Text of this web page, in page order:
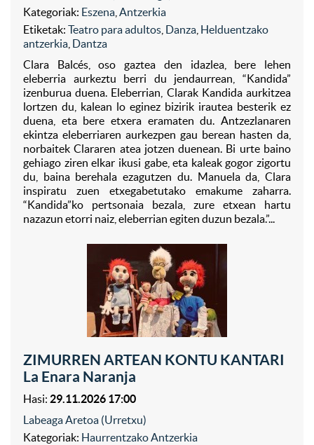
Kategoriak: Eszena Antzerkia
Etiketak: Teatro para adultos Danza Helduentzako
antzerkia Dantza
Clara Balcés, oso gaztea den idazlea, bere lehen
eleberria aurkeztu berri du jendaurrean, “Kandida”
izenburua duena. Eleberrian, Clarak Kandida aurkitzea
lortzen du, kalean lo eginez bizirik irautea besterik ez
duena, eta bere etxera eramaten du. Antzezlanaren
ekintza eleberriaren aurkezpen gau berean hasten da,
norbaitek Clararen atea jotzen duenean. Bi urte baino
gehiago ziren elkar ikusi gabe, eta kaleak gogor zigortu
du, baina berehala ezagutzen du. Manuela da, Clara
inspiratu zuen etxegabetutako emakume zaharra.
“Kandida”ko pertsonaia bezala, zure etxean hartu
nazazun etorri naiz, eleberrian egiten duzun bezala.”...
ZIMURREN ARTEAN KONTU KANTARI
La Enara Naranja
Hasi: 29.11.2026 17:00
Labeaga Aretoa (Urretxu)
Kategoriak: Haurrentzako Antzerkia